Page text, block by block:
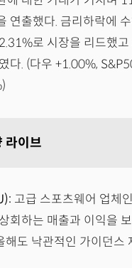
연출했다. 금리하락에
로 시장을 리드했
다. (다우 +1.00%,
라이브
고급 스포츠웨어 업체
회하는 매출과 이익을
해도 낙관적인 가이던스